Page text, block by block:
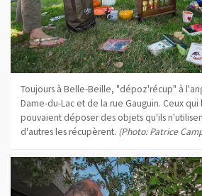
Toujours à Belle-Beille, "dépoz'récup" à
Dame-du-Lac et de la rue Gauguin. Ceux
pouvaient déposer des objets qu'ils
d'autres les récupèrent. (Photo: Patrice